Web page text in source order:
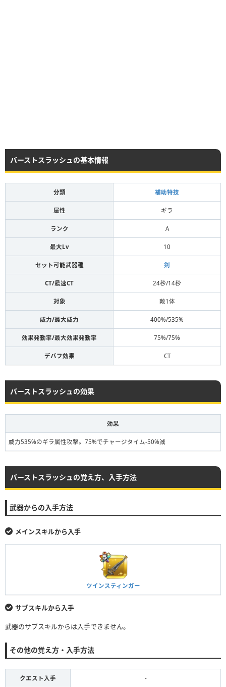
バーストスラッシュの基本情報
分類 補助特技
属性 ギラ
ランク A
最大Lv 10
セット可能武器種 剣
CT/最速CT 24秒/14秒
対象 敵1体
威力/最大威力 400%/535%
効果発動率/最大効果発動率 75%/75%
デバフ効果 CT
バーストスラッシュの効果
効果
威力535%のギラ属性攻撃。75%でチャージタイム-50%減
バーストスラッシュの覚え方、入手方法
武器からの入手方法
メインスキルから入手
ツインスティンガー
サブスキルから入手
武器のサブスキルからは入手できません。
その他の覚え方・入手方法
クエスト入手 -